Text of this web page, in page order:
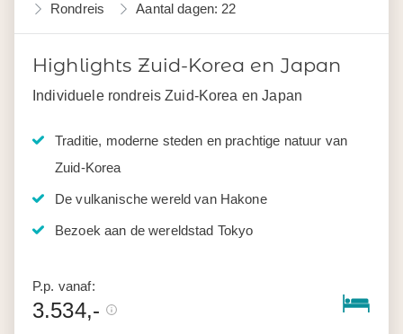
Rondreis Aantal dagen: 22
Highlights Zuid-Korea en Japan
Individuele rondreis Zuid-Korea en Japan
Traditie, moderne steden en prachtige natuur van
Zuid-Korea
De vulkanische wereld van Hakone
Bezoek aan de wereldstad Tokyo
P.p. vanaf:
3.534,-